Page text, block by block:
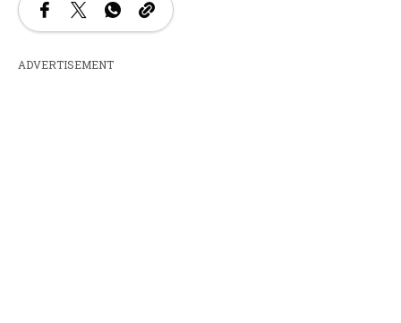
ADVERTISEMENT